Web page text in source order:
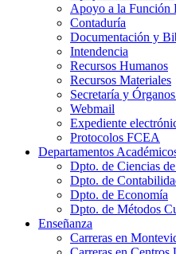
Apoyo a la Función
Contaduría
Documentación y
Intendencia
Recursos Humanos
Recursos Materiales
Secretaría y
Webmail
Expediente
Protocolos FCEA
Departamentos
Dpto. de Ciencias
Dpto. de
Dpto. de Economía
Dpto. de Métodos
Enseñanza
Carreras en